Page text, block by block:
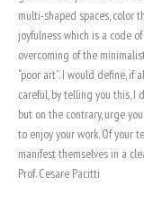
multi-shaped spaces, color
joyfulness which is a code
overcoming of the
“poor art”. I would define, if
careful, by telling you this, I
but on the contrary, urge
to enjoy your work. Of your
manifest themselves in a
Prof. Cesare Pacitti